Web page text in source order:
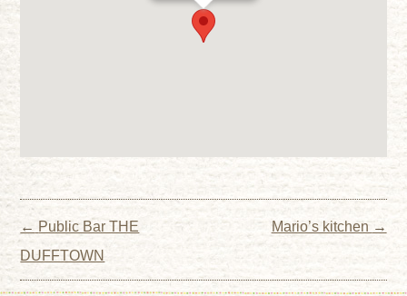
Post navigation
← Public Bar THE
DUFFTOWN
Mario’s kitchen →